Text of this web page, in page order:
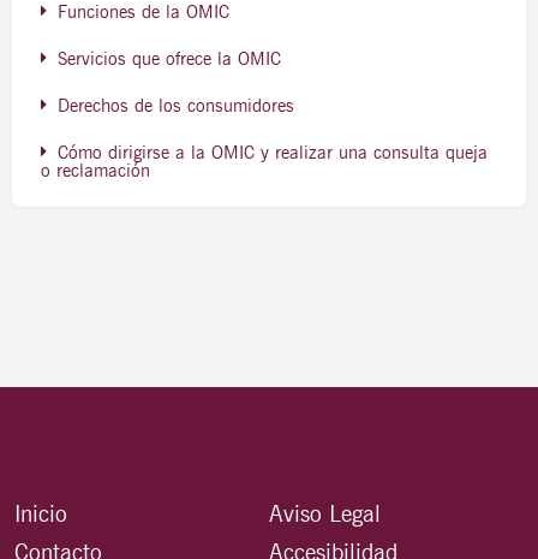
Funciones de la OMIC
Servicios que ofrece la OMIC
Derechos de los consumidores
Cómo dirigirse a la OMIC y realizar una consulta queja
o reclamación
Inicio
Contacto
Aviso Legal
Accesibilidad